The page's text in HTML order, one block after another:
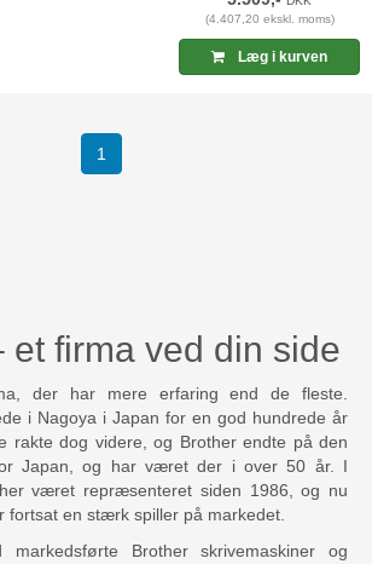
(4.407,20 ekskl. moms)
Læg i kurven
1
et firma ved din side
der har mere erfaring end de fleste.
i Nagoya i Japan for en god hundrede år
rakte dog videre, og Brother endte på den
Japan, og har været der i over 50 år. I
været repræsenteret siden 1986, og nu
fortsat en stærk spiller på markedet.
Brother skrivemaskiner og